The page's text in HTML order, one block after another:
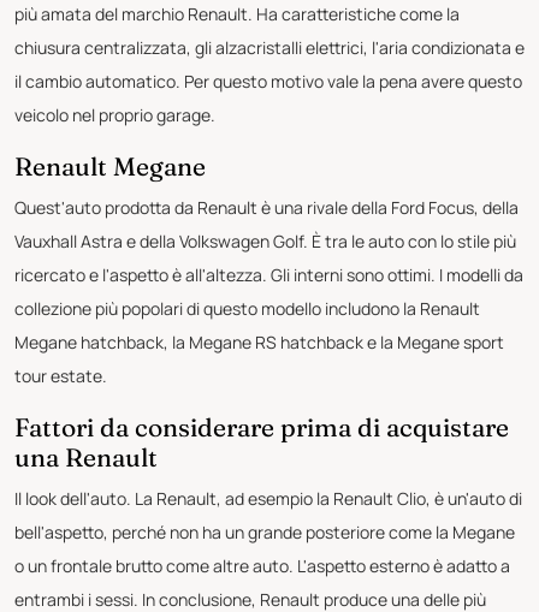
più amata del marchio Renault. Ha caratteristiche come la
chiusura centralizzata, gli alzacristalli elettrici, l'aria condizionata e
il cambio automatico. Per questo motivo vale la pena avere questo
veicolo nel proprio garage.
Renault Megane
Quest'auto prodotta da Renault è una rivale della Ford Focus, della
Vauxhall Astra e della Volkswagen Golf. È tra le auto con lo stile più
ricercato e l'aspetto è all'altezza. Gli interni sono ottimi. I modelli da
collezione più popolari di questo modello includono la Renault
Megane hatchback, la Megane RS hatchback e la Megane sport
tour estate.
Fattori da considerare prima di acquistare
una Renault
Il look dell'auto. La Renault, ad esempio la Renault Clio, è un'auto di
bell'aspetto, perché non ha un grande posteriore come la Megane
o un frontale brutto come altre auto. L'aspetto esterno è adatto a
entrambi i sessi. In conclusione, Renault produce una delle più